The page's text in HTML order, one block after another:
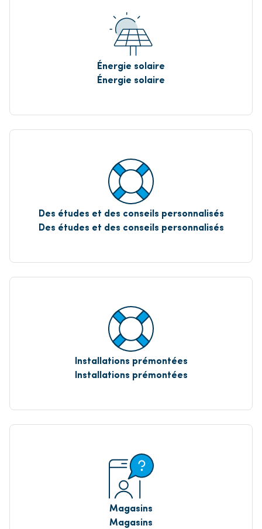
Énergie solaire
Énergie solaire
Des études et des conseils personnalisés
Des études et des conseils personnalisés
Installations prémontées
Installations prémontées
Magasins
Magasins